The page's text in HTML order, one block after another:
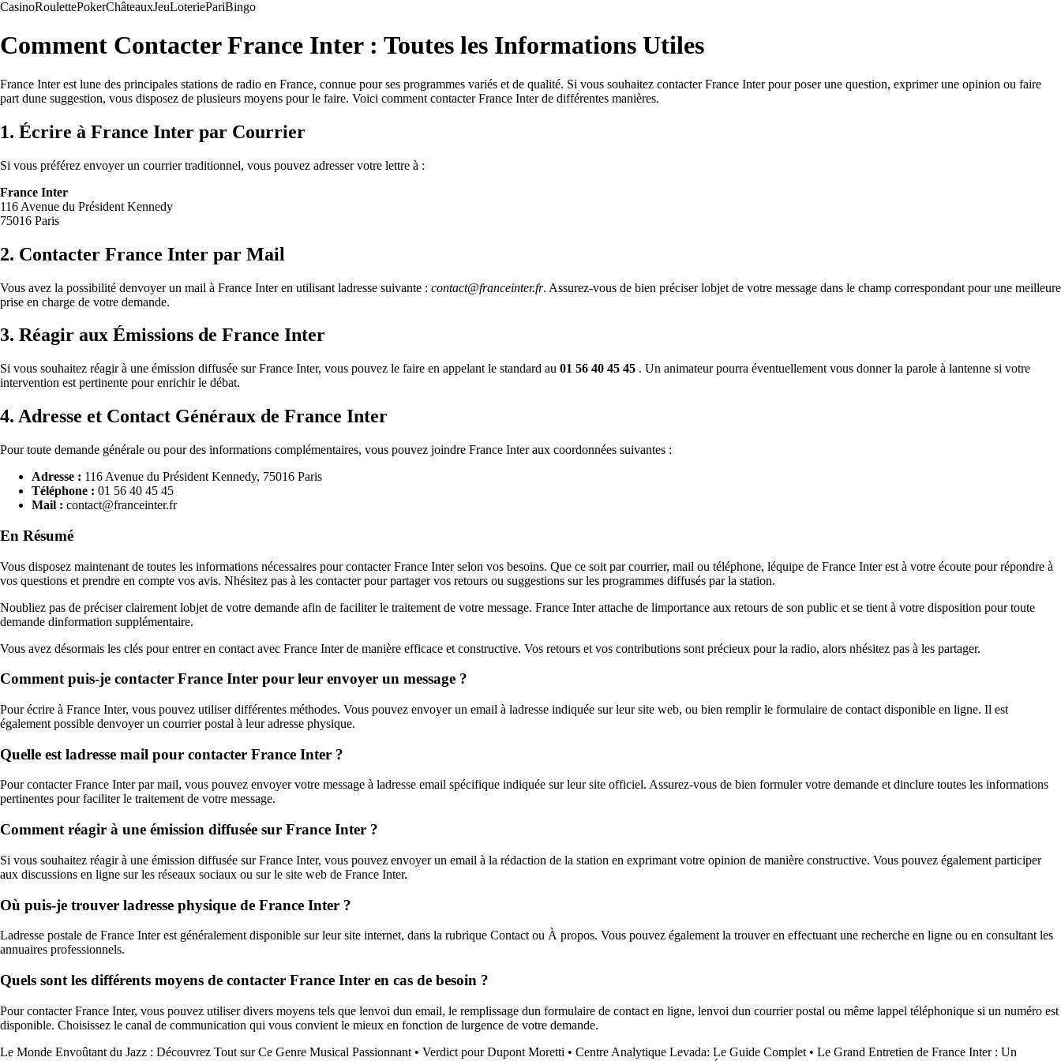
CasinoRoulettePokerChâteauxJeuLoteriePariBingo
Comment Contacter France Inter : Toutes les Informations Utiles
France Inter est lune des principales stations de radio en France, connue pour ses programmes variés et de qualité. Si vous souhaitez contacter France Inter pour poser une question, exprimer une opinion ou faire
part dune suggestion, vous disposez de plusieurs moyens pour le faire. Voici comment contacter France Inter de différentes manières.
1. Écrire à France Inter par Courrier
Si vous préférez envoyer un courrier traditionnel, vous pouvez adresser votre lettre à :
France Inter
116 Avenue du Président Kennedy
75016 Paris
2. Contacter France Inter par Mail
Vous avez la possibilité denvoyer un mail à France Inter en utilisant ladresse suivante : contact@franceinter.fr. Assurez-vous de bien préciser lobjet de votre message dans le champ correspondant pour une meilleure
prise en charge de votre demande.
3. Réagir aux Émissions de France Inter
Si vous souhaitez réagir à une émission diffusée sur France Inter, vous pouvez le faire en appelant le standard au 01 56 40 45 45 . Un animateur pourra éventuellement vous donner la parole à lantenne si votre
intervention est pertinente pour enrichir le débat.
4. Adresse et Contact Généraux de France Inter
Pour toute demande générale ou pour des informations complémentaires, vous pouvez joindre France Inter aux coordonnées suivantes :
Adresse : 116 Avenue du Président Kennedy, 75016 Paris
Téléphone : 01 56 40 45 45
Mail : contact@franceinter.fr
En Résumé
Vous disposez maintenant de toutes les informations nécessaires pour contacter France Inter selon vos besoins. Que ce soit par courrier, mail ou téléphone, léquipe de France Inter est à votre écoute pour répondre à
vos questions et prendre en compte vos avis. Nhésitez pas à les contacter pour partager vos retours ou suggestions sur les programmes diffusés par la station.
Noubliez pas de préciser clairement lobjet de votre demande afin de faciliter le traitement de votre message. France Inter attache de limportance aux retours de son public et se tient à votre disposition pour toute
demande dinformation supplémentaire.
Vous avez désormais les clés pour entrer en contact avec France Inter de manière efficace et constructive. Vos retours et vos contributions sont précieux pour la radio, alors nhésitez pas à les partager.
Comment puis-je contacter France Inter pour leur envoyer un message ?
Pour écrire à France Inter, vous pouvez utiliser différentes méthodes. Vous pouvez envoyer un email à ladresse indiquée sur leur site web, ou bien remplir le formulaire de contact disponible en ligne. Il est
également possible denvoyer un courrier postal à leur adresse physique.
Quelle est ladresse mail pour contacter France Inter ?
Pour contacter France Inter par mail, vous pouvez envoyer votre message à ladresse email spécifique indiquée sur leur site officiel. Assurez-vous de bien formuler votre demande et dinclure toutes les informations
pertinentes pour faciliter le traitement de votre message.
Comment réagir à une émission diffusée sur France Inter ?
Si vous souhaitez réagir à une émission diffusée sur France Inter, vous pouvez envoyer un email à la rédaction de la station en exprimant votre opinion de manière constructive. Vous pouvez également participer
aux discussions en ligne sur les réseaux sociaux ou sur le site web de France Inter.
Où puis-je trouver ladresse physique de France Inter ?
Ladresse postale de France Inter est généralement disponible sur leur site internet, dans la rubrique Contact ou À propos. Vous pouvez également la trouver en effectuant une recherche en ligne ou en consultant les
annuaires professionnels.
Quels sont les différents moyens de contacter France Inter en cas de besoin ?
Pour contacter France Inter, vous pouvez utiliser divers moyens tels que lenvoi dun email, le remplissage dun formulaire de contact en ligne, lenvoi dun courrier postal ou même lappel téléphonique si un numéro est
disponible. Choisissez le canal de communication qui vous convient le mieux en fonction de lurgence de votre demande.
Le Monde Envoûtant du Jazz : Découvrez Tout sur Ce Genre Musical Passionnant • Verdict pour Dupont Moretti • Centre Analytique Levada: Le Guide Complet • Le Grand Entretien de France Inter : Un